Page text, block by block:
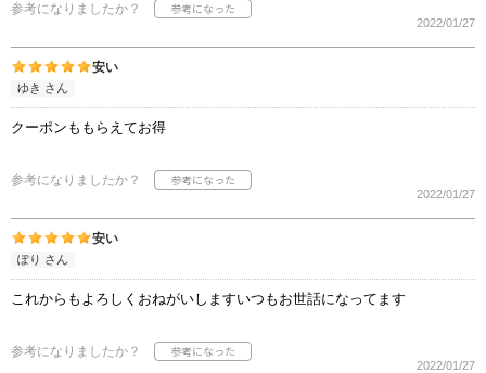
参考になりましたか？
2022/01/27
安い
ゆき さん
クーポンももらえてお得
参考になりましたか？
2022/01/27
安い
ぽり さん
これからもよろしくおねがいしますいつもお世話になってます
参考になりましたか？
2022/01/27